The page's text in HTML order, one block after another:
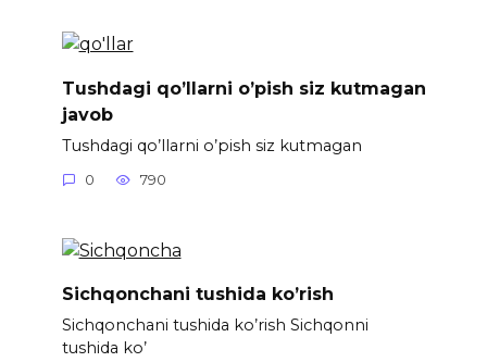
Tushdagi qo’llarni o’pish siz kutmagan
javob
Tushdagi qo’llarni o’pish siz kutmagan
0 790
Sichqonchani tushida ko’rish
Sichqonchani tushida ko’rish Sichqonni
tushida ko’